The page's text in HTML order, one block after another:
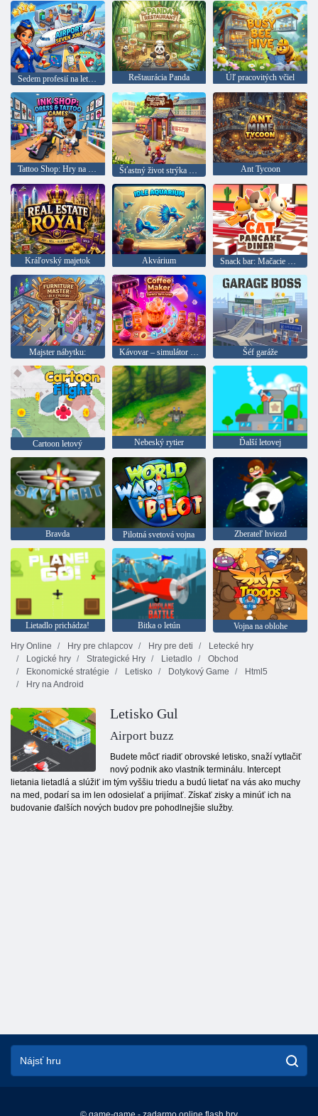
Reštaurácia Panda Úľ pracovitých včiel
Tattoo Shop: Hry na šaty a tetovanie Ant Tycoon
Kráľovský majetok Akvárium Snack bar: Mačacie palacinky
Majster nábytku: Kávovar – simulátor baristov Šéf garáže
Cartoon letový Nebeský rytier Ďalší letovej
Bravda Pilotná svetová vojna Zberateľ hviezd
Lietadlo prichádza! Bitka o letún
Vojna na oblohe
Hry Online
Hry pre chlapcov Hry pre deti
Letecké hry
Logické hry
Strategické Hry Lietadlo
Obchod
Ekonomické stratégie
Letisko Dotykový Game
Html5
Hry na Android
Letisko Gul
Airport buzz
Budete môcť riadiť obrovské letisko, snaží vytlačiť
nový podnik ako vlastník terminálu. Intercept
lietania lietadlá a slúžiť im tým vyššiu triedu a budú lietať na vás ako muchy
na med, podarí sa im len odosielať a prijímať. Získať zisky a minúť ich na
budovanie ďalších nových budov pre pohodlnejšie služby.